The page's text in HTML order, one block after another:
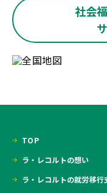
社会
TOP
ラ・レコルトの想い
ラ・レコルトの就労移行